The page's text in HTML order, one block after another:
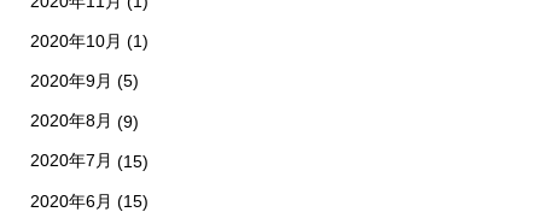
2020年10月 (1)
2020年9月 (5)
2020年8月 (9)
2020年7月 (15)
2020年6月 (15)